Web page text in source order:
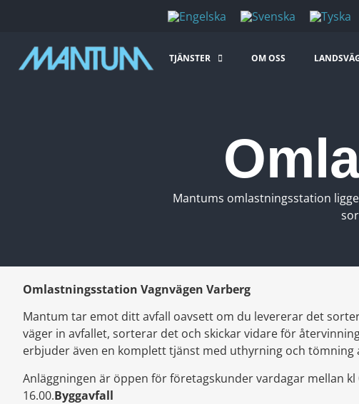
TJÄNSTER OM OSS
Mantums omlastningsstation
Omlastningsstation Vagnvägen Varberg
Mantum tar emot ditt avfall oavsett om du levererar det
väger in avfallet, sorterar det och skickar vidare för
erbjuder även en komplett tjänst med uthyrning och tömning
Anläggningen är öppen för företagskunder vardagar mellan kl
16.00.Byggavfall